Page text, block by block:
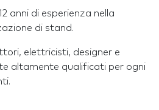
anni di esperienza nella
di stand.
elettricisti, designer e
altamente qualificati per ogni